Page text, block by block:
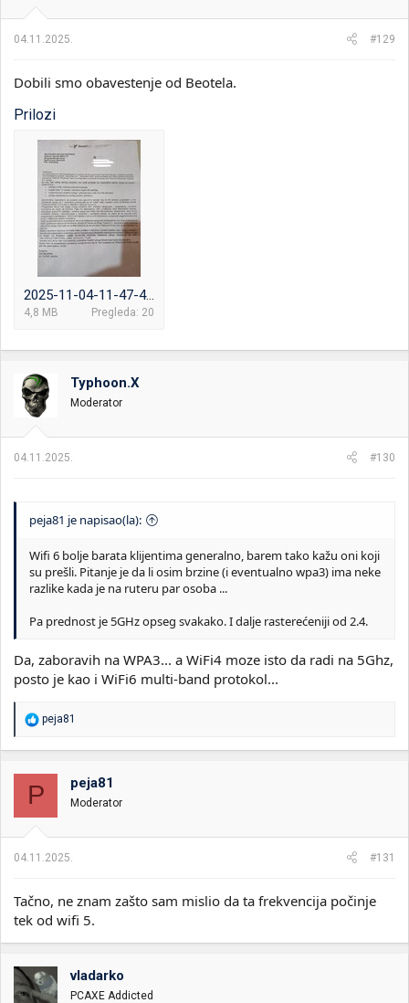
:
04.11.2025. #129
Dobili smo obavestenje od Beotela.
Prilozi
2025-11-04-11-47-45-729.jpg
4,8 MB Pregleda: 20
Typhoon.X
Moderator
04.11.2025. #130
peja81 je napisao(la):
Wifi 6 bolje barata klijentima generalno, barem tako kažu oni koji
su prešli. Pitanje je da li osim brzine (i eventualno wpa3) ima neke
razlike kada je na ruteru par osoba ...
Pa prednost je 5GHz opseg svakako. I dalje rasterećeniji od 2.4.
Da, zaboravih na WPA3... a WiFi4 moze isto da radi na 5Ghz,
posto je kao i WiFi6 multi-band protokol...
R
o
v
n
:
peja81
P peja81
Moderator
04.11.2025. #131
Tačno, ne znam zašto sam mislio da ta frekvencija počinje
tek od wifi 5.
vladarko
PCAXE Addicted